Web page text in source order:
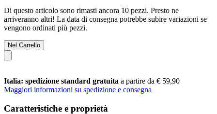
Di questo articolo sono rimasti ancora 10 pezzi. Presto ne
arriveranno altri! La data di consegna potrebbe subire variazioni se
vengono ordinati più pezzi.
Nel Carrello
Italia: spedizione standard gratuita a partire da € 59,90
Maggiori informazioni su spedizione e consegna
Caratteristiche e proprietà